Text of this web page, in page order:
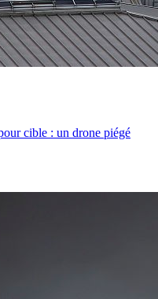
cible : un drone piégé